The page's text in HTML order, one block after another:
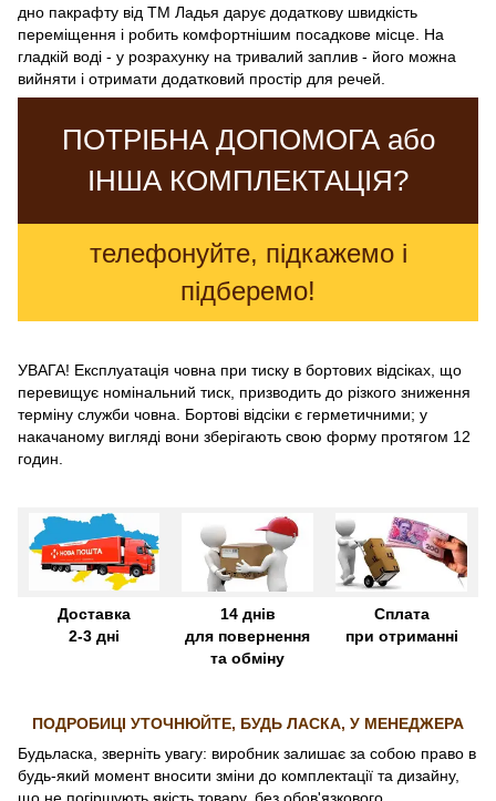
дно пакрафту від ТМ Ладья дарує додаткову швидкість
переміщення і робить комфортнішим посадкове місце. На
гладкій воді - у розрахунку на тривалий заплив - його можна
вийняти і отримати додатковий простір для речей.
ПОТРІБНА ДОПОМОГА або
ІНША КОМПЛЕКТАЦІЯ?
телефонуйте, підкажемо і
підберемо!
УВАГА! Експлуатація човна при тиску в бортових відсіках, що
перевищує номінальний тиск, призводить до різкого зниження
терміну служби човна. Бортові відсіки є герметичними; у
накачаному вигляді вони зберігають свою форму протягом 12
годин.
Доставка
2-3 дні
14 днів
для повернення
та обміну
Сплата
при отриманні
ПОДРОБИЦІ УТОЧНЮЙТЕ, БУДЬ ЛАСКА, У МЕНЕДЖЕРА
Будьласка, зверніть увагу: виробник залишає за собою право в
будь-який момент вносити зміни до комплектації та дизайну,
що не погіршують якість товару, без обов'язкового